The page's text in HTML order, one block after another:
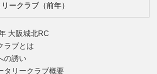
ークラブ（前年）
大阪城北RC
ラブとは
の誘い
タリークラブ概要